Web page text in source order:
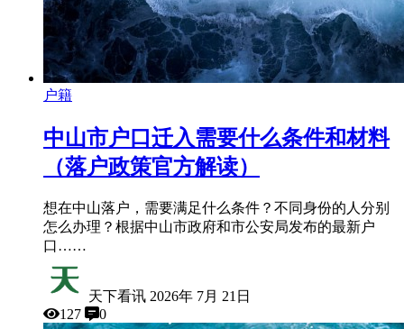
户籍
中山市户口迁入需要什么条件和材料
（落户政策官方解读）
想在中山落户，需要满足什么条件？不同身份的人分别
怎么办理？根据中山市政府和市公安局发布的最新户
口……
天下看讯 2026年 7月 21日
127
0